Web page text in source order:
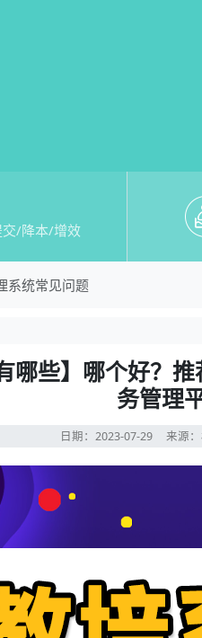
交/降本/增效
题-【教培微信
系统常见问题
有哪些】哪个好？推
哪些】哪个好？
务管理
日期：2023-07-29 来源